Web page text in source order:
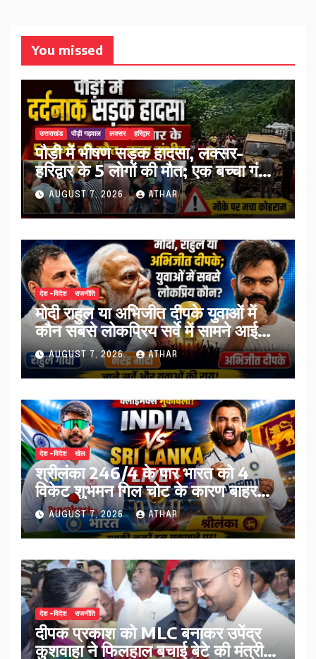
You missed
उत्तराखंड पौड़ी गढ़वाल लक्सर हरिद्वार
पौड़ी में भीषण सड़क हादसा, लक्सर-
हरिद्वार के 5 लोगों की मौत; एक बच्चा गंभीर
घायल…
AUGUST 7, 2026 ATHAR
देश -विदेश राजनीति
मोदी राहुल या अभिजीत दीपके युवाओं में
कौन सबसे लोकप्रिय सर्वे में सामने आई
तस्वीर…
AUGUST 7, 2026 ATHAR
देश -विदेश खेल
श्रीलंका 246/4 के पार भारत को 4
विकेट शुभमन गिल चोट के कारण बाहर…
AUGUST 7, 2026 ATHAR
देश -विदेश राजनीति
दीपक प्रकाश को MLC बनाकर उपेंद्र
कुशवाहा ने फिलहाल बचाई बेटे की मंत्री